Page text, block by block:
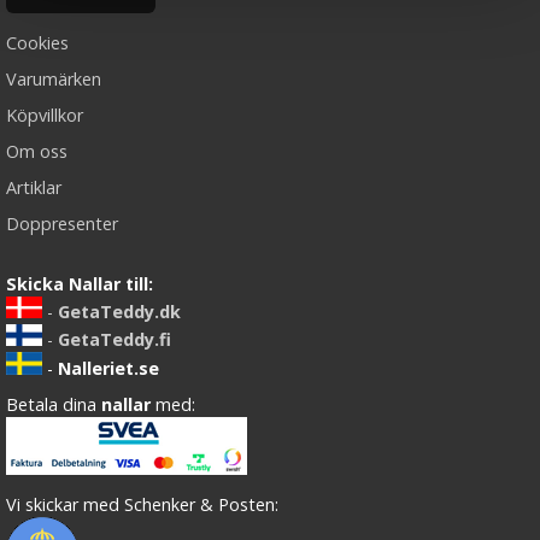
Cookies
Varumärken
Köpvillkor
Om oss
Artiklar
Doppresenter
Skicka Nallar till:
- GetaTeddy.dk
- GetaTeddy.fi
- Nalleriet.se
Betala dina nallar med:
Vi skickar med Schenker & Posten: